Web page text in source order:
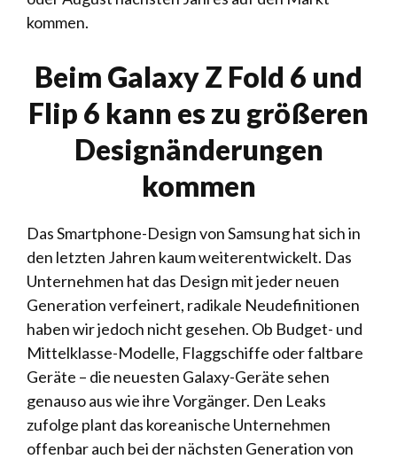
kommen.
Beim Galaxy Z Fold 6 und
Flip 6 kann es zu größeren
Designänderungen
kommen
Das Smartphone-Design von Samsung hat sich in
den letzten Jahren kaum weiterentwickelt. Das
Unternehmen hat das Design mit jeder neuen
Generation verfeinert, radikale Neudefinitionen
haben wir jedoch nicht gesehen. Ob Budget- und
Mittelklasse-Modelle, Flaggschiffe oder faltbare
Geräte – die neuesten Galaxy-Geräte sehen
genauso aus wie ihre Vorgänger. Den Leaks
zufolge plant das koreanische Unternehmen
offenbar auch bei der nächsten Generation von